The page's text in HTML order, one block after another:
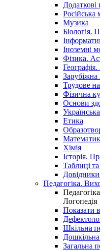
Додаткові
Російська
Музика
Біологія.
Іноземні
Фізика.
Зарубіжна
Трудове
Фізична
Основи
Етика
Хімія
Історія.
Таблиці
Педагогіка.
Логопедія
Показати
Шкільна
Дошкільна
Загальна